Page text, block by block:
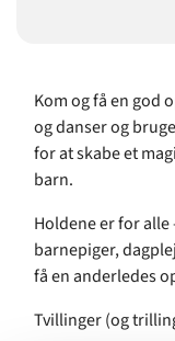
Kom og få en god
og danser og
for at skabe et
barn.
Holdene er for
barnepiger,
få en anderledes
Tvillinger (og